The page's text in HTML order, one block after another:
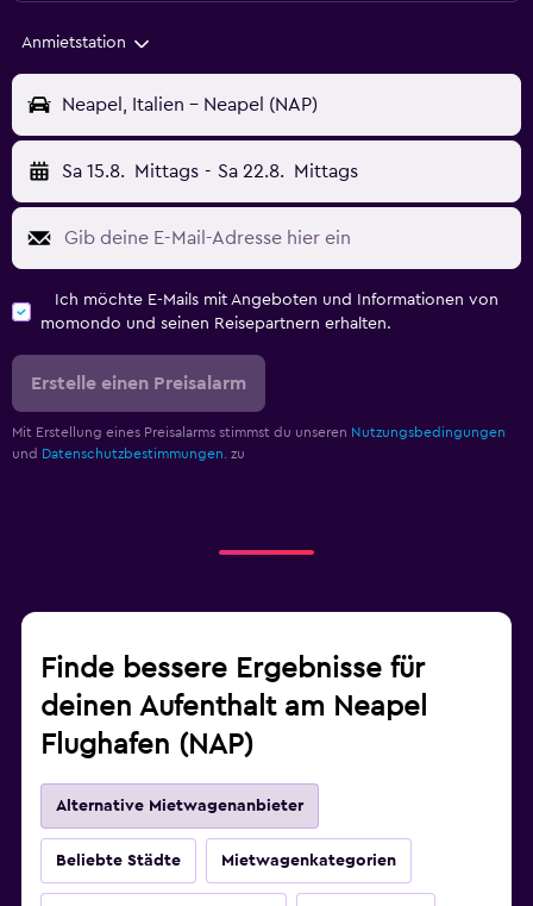
Anmietstation
Neapel, Italien - Neapel (NAP)
Sa 15.8. Mittags - Sa 22.8. Mittags
Ich möchte E-Mails mit Angeboten und Informationen von
momondo und seinen Reisepartnern erhalten.
Erstelle einen Preisalarm
Mit Erstellung eines Preisalarms stimmst du unseren Nutzungsbedingungen
und Datenschutzbestimmungen. zu
Finde bessere Ergebnisse für
deinen Aufenthalt am Neapel
Flughafen (NAP)
Alternative Mietwagenanbieter
Beliebte Städte Mietwagenkategorien